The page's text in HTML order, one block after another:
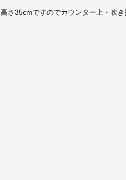
さ35cmですのでカウンター上・吹